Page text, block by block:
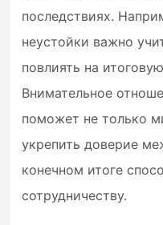
последствиях.
неустойки важно
повлиять на
Внимательное
поможет не только
укрепить доверие
конечном итоге
сотрудничеству.